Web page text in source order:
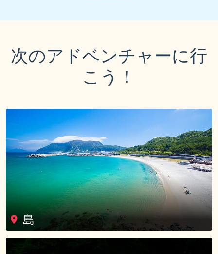
次のアドベンチャーに行
こう！
島